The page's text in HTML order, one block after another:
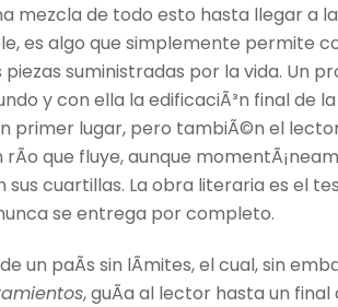
mezcla de todo esto hasta llegar a la
es algo que simplemente permite
suministradas por la vida. Un
y con ella la edificaciÃ³n final de
primer lugar, pero tambiÃ©n el
que fluye, aunque
cuartillas. La obra literaria es el
se entrega por completo.
un paÃ­s sin lÃ­mites, el cual, sin
, guÃ­a al lector hasta un final